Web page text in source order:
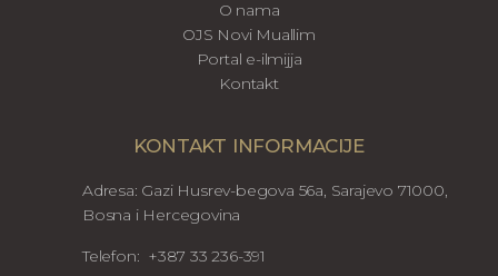
O nama
OJS Novi Muallim
Portal e-ilmijja
Kontakt
KONTAKT INFORMACIJE
Adresa: Gazi Husrev-begova 56a, Sarajevo 71000,
Bosna i Hercegovina
Telefon: +387 33 236-391